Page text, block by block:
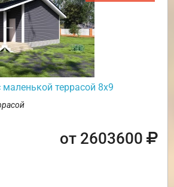
террасой 8х9
от 2603600